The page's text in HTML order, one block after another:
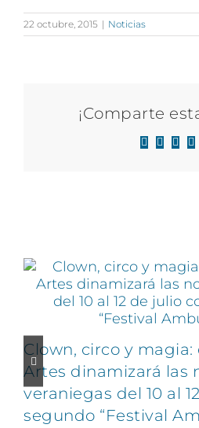
22 octubre, 2015 | Noticias
¡Comparte
Facebook
X
Clown, circo y
Artes dinamizará las
veraniegas del 10 al
segundo “Festival